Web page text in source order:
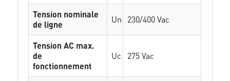
Tension nominale
de ligne
Un 230/400 Vac
Tension AC max.
de
fonctionnement
Uc 275 Vac